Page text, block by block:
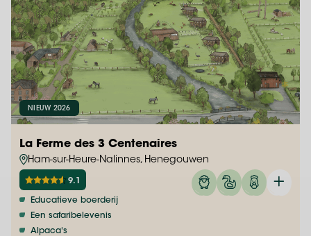
NIEUW 2026
La Ferme des 3 Centenaires
Ham-sur-Heure-Nalinnes, Henegouwen
9.1
Educatieve boerderij
Een safaribelevenis
Alpaca's